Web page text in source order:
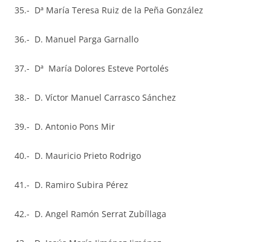
35.- Dª María Teresa Ruiz de la Peña González
36.- D. Manuel Parga Garnallo
37.- Dª María Dolores Esteve Portolés
38.- D. Víctor Manuel Carrasco Sánchez
39.- D. Antonio Pons Mir
40.- D. Mauricio Prieto Rodrigo
41.- D. Ramiro Subira Pérez
42.- D. Angel Ramón Serrat Zubíllaga